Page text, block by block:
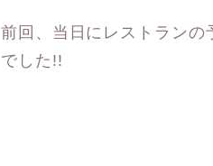
前回、当日にレストランの
でした!!